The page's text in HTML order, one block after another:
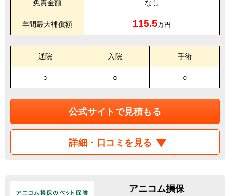
免責金額 なし
年間最大補償額 115.5万円
通院 入院 手術
○ ○ ○
公式サイトで見積もる
詳細・口コミを見る
アニコム損保